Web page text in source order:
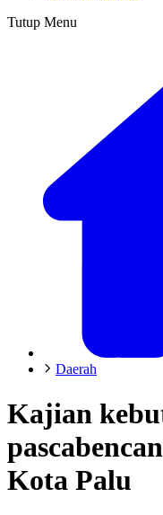
Tutup Menu
Daerah
Kajian
Kota Palu